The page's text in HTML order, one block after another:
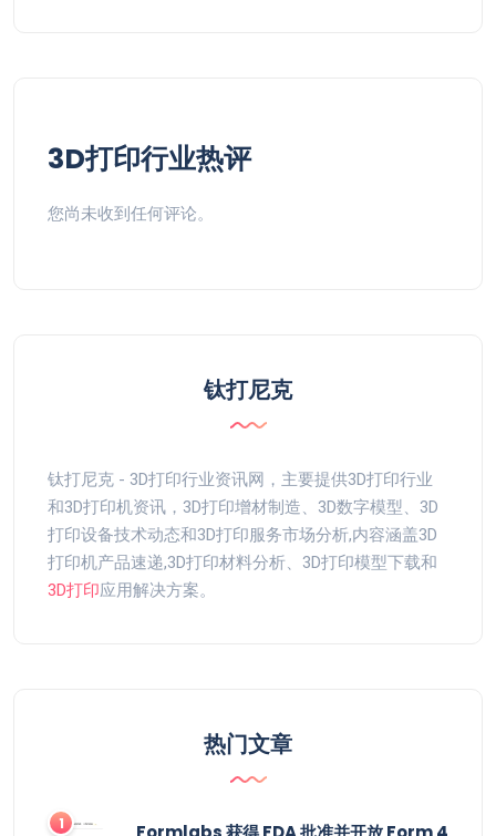
3D打印行业热评
您尚未收到任何评论。
钛打尼克
钛打尼克 - 3D打印行业资讯网，主要提供3D打印行业
和3D打印机资讯，3D打印增材制造、3D数字模型、3D
打印设备技术动态和3D打印服务市场分析,内容涵盖3D
打印机产品速递,3D打印材料分析、3D打印模型下载和
3D打印应用解决方案。
热门文章